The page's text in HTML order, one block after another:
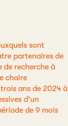
sont
partenaires de
de recherche à
chaire
ans de 2024 à
d'un
de 9 mois